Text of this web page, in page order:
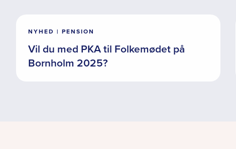
NYHED | PENSION
Vil du med PKA til Folkemødet på
Bornholm 2025?